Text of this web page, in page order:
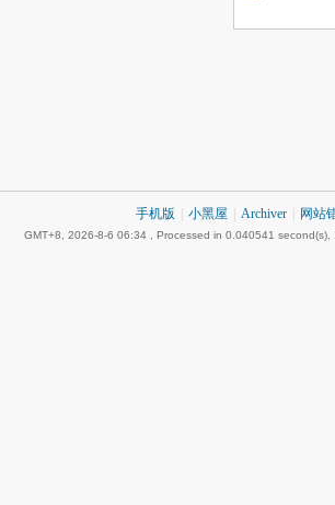
手机版 小黑屋 Archiver 网站
GMT+8, 2026-8-6 06:34 , Processed in 0.040541 second(s),